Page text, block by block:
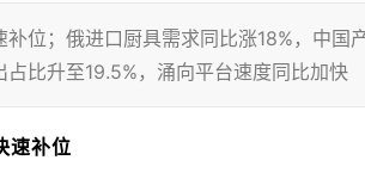
位；俄进口厨具需求同比涨18%，中国
比升至19.5%，涌向平台速度同比加快
速补位